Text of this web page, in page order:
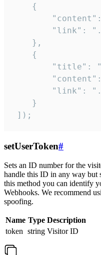
    {
"link":
    },
    {
"title":
"link":
    }
]);
setUserToken#
Sets an ID number for the
handle this ID in any way but
this method you can identify
Webhooks. We recommend
spoofing.
Name Type Description
token string Visitor ID